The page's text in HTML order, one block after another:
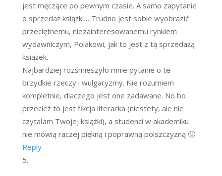
jest męczące po pewnym czasie. A samo zapytanie
o sprzedaż książki… Trudno jest sobie wyobrazić
przeciętnemu, niezainteresowanemu rynkiem
wydawniczym, Polakowi, jak to jest z tą sprzedażą
książek.
Najbardziej rozśmieszyło mnie pytanie o te
brzydkie rzeczy i wulgaryzmy. Nie rozumiem
kompletnie, dlaczego jest one zadawane. No bo
przecież to jest fikcja literacka (niestety, ale nie
czytałam Twojej książki), a studenci w akademiku
nie mówią raczej piękną i poprawną polszczyzną 🙂
Reply